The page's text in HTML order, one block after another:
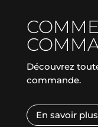
Découvrez
commande.
En savoir plus